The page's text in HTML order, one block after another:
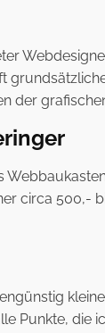
der
circa 500,-
Punkte,